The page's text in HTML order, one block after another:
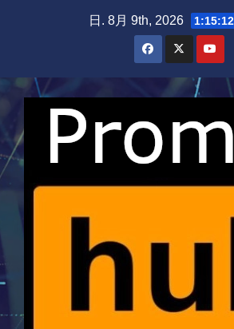
日. 8月 9th, 2026